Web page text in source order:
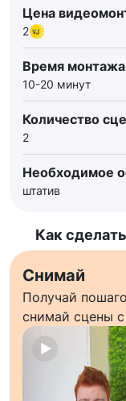
Цена
2
Время
10-20 минут
Количество
2
Необходимое
штатив
Как
Снимай
Получай
снимай сцены